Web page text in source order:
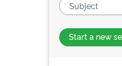
Start a new